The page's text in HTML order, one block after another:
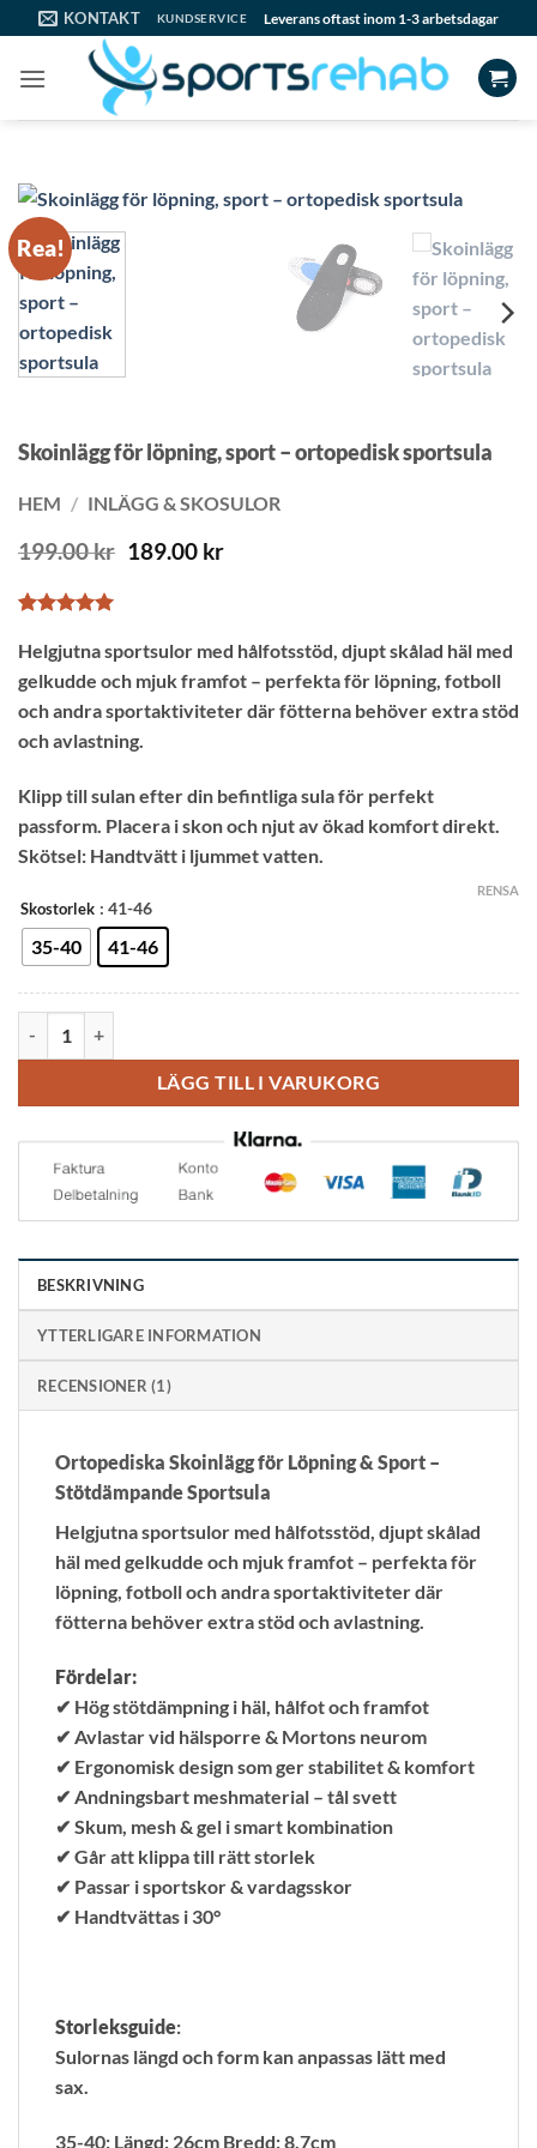
to
content
KONTAKT KUNDSERVICE Leverans oftast inom 1-3 arbetsdagar
Rea!
Skoinlägg för löpning, sport – ortopedisk sportsula
HEM / INLÄGG & SKOSULOR
199.00kr Det
199.00 kr.
189.00 krDet
189.00 kr.
av 5
baserat på
kundrecension
Helgjutna sportsulor med hålfotsstöd, djupt skålad häl med
gelkudde och mjuk framfot – perfekta för löpning, fotboll
och andra sportaktiviteter där fötterna behöver extra stöd
och avlastning.
Klipp till sulan efter din befintliga sula för perfekt
passform. Placera i skon och njut av ökad komfort direkt.
Skötsel: Handtvätt i ljummet vatten.
Skostorlek : 41-46
35-40 41-46
RENSA
LÄGG TILL I VARUKORG
BESKRIVNING
YTTERLIGARE INFORMATION
RECENSIONER (1)
Ortopediska Skoinlägg för Löpning & Sport –
Stötdämpande Sportsula
Helgjutna sportsulor med hålfotsstöd, djupt skålad
häl med gelkudde och mjuk framfot – perfekta för
löpning, fotboll och andra sportaktiviteter där
fötterna behöver extra stöd och avlastning.
Fördelar:
✔ Hög stötdämpning i häl, hålfot och framfot
✔ Avlastar vid hälsporre & Mortons neurom
✔ Ergonomisk design som ger stabilitet & komfort
✔ Andningsbart meshmaterial – tål svett
✔ Skum, mesh & gel i smart kombination
✔ Går att klippa till rätt storlek
✔ Passar i sportskor & vardagsskor
✔ Handtvättas i 30°
Storleksguide:
Sulornas längd och form kan anpassas lätt med
sax.
35-40: Längd: 26cm Bredd: 8,7cm